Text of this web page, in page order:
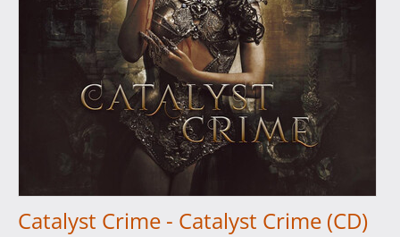
Catalyst Crime - Catalyst Crime (CD)